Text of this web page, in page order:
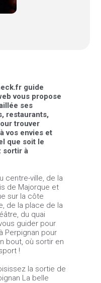
guide
vous propose
ses
restaurants,
trouver
vos envies et
que soit le
sortir à
centre-ville, de la
de Majorque et
sur la côte
de la place de la
du quai
guider pour
Perpignan pour
bout, où sortir en
!
la sortie de
La belle